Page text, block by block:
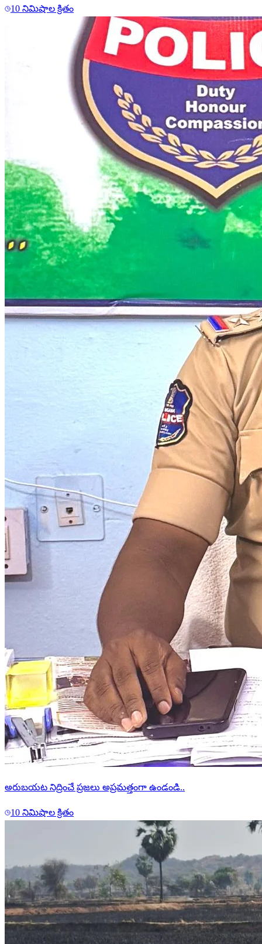
10 నిమిషాల క్రితం
అరుబయట నిద్రించే ప్రజలు అప్రమత్తంగా ఉండండి..
10 నిమిషాల క్రితం